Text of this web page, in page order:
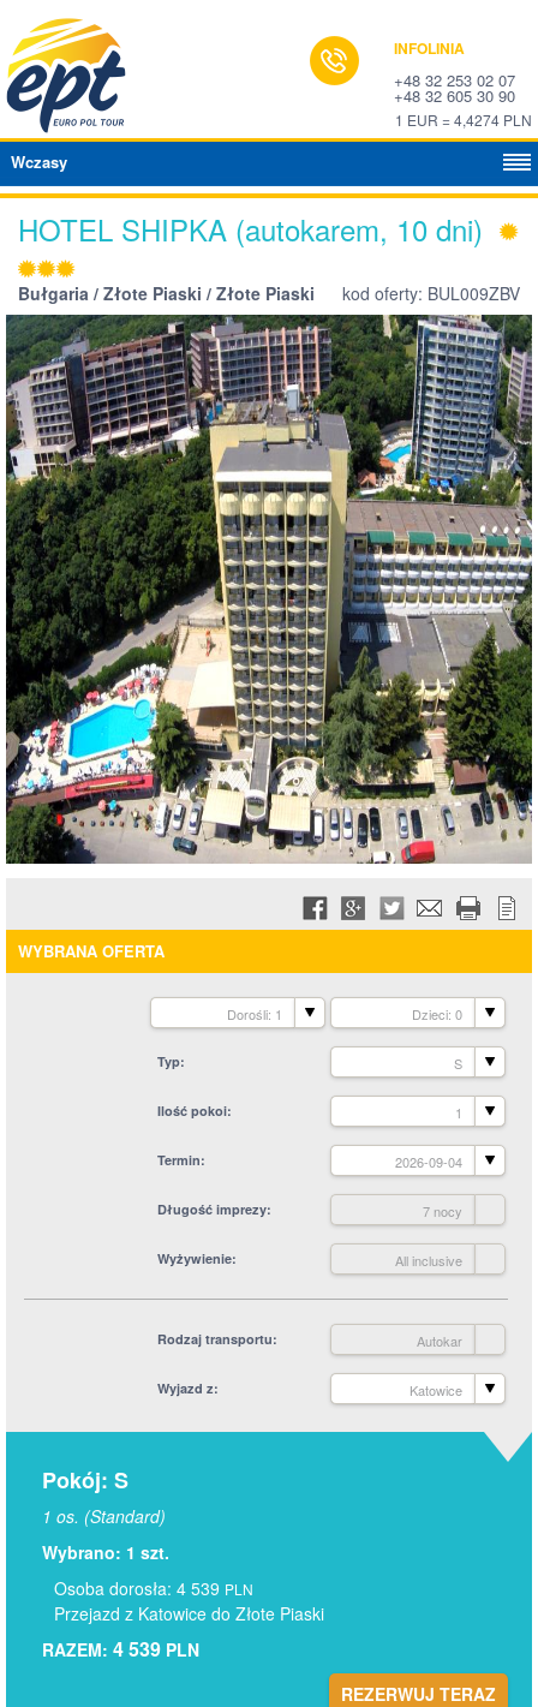
INFOLINIA
+48 32 253 02 07
+48 32 605 30 90
1 EUR = 4,4274 PLN
Wczasy
HOTEL SHIPKA (autokarem, 10 dni)
Bułgaria / Złote Piaski / Złote Piaski kod oferty: BUL009ZBV
WYBRANA OFERTA
Dorośli: 1 Dzieci: 0
Typ S
Ilość pokoi 1
Termin 2026-09-04
Długość imprezy 7 nocy
Wyżywienie All inclusive
Rodzaj transportu Autokar
Wyjazd z Katowice
Pokój: S
1 os. (Standard)
Wybrano: 1 szt.
Osoba dorosła: 4 539 PLN
Przejazd z Katowice do Złote Piaski
RAZEM: 4 539 PLN
REZERWUJ TERAZ